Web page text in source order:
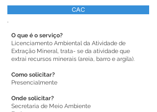
CAC
O que é o serviço?
Licenciamento Ambiental da Atividade de
Extração Mineral, trata- se da atividade que
extrai recursos minerais (areia, barro e argila).
Como solicitar?
Presencialmente
Onde solicitar?
Secretaria de Meio Ambiente